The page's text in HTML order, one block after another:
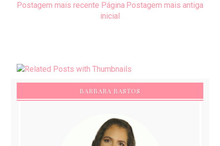
Postagem mais recente Postagem mais antiga
Página
inicial
BARBARA BASTOS